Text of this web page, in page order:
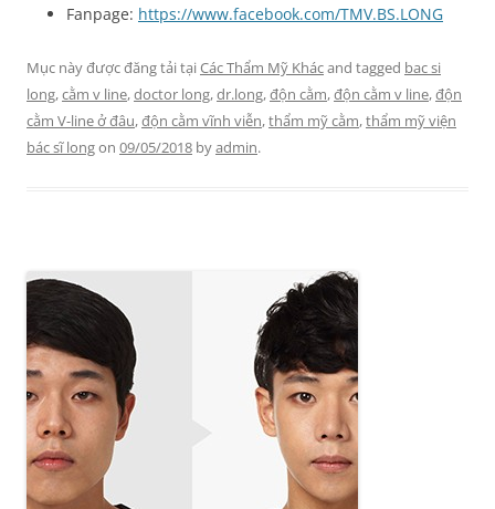
Fanpage: https://www.facebook.com/TMV.BS.LONG
Mục này được đăng tải tạiCác Thẩm Mỹ Khácand tagged bac si
long,cằm v line,doctor long,dr.long,độn cằm,độn cằm v line,độn
cằm V-line ở đâu,độn cằm vĩnh viễn,thẩm mỹ cằm,thẩm mỹ viện
bác sĩ longon 09/05/2018 byadmin.